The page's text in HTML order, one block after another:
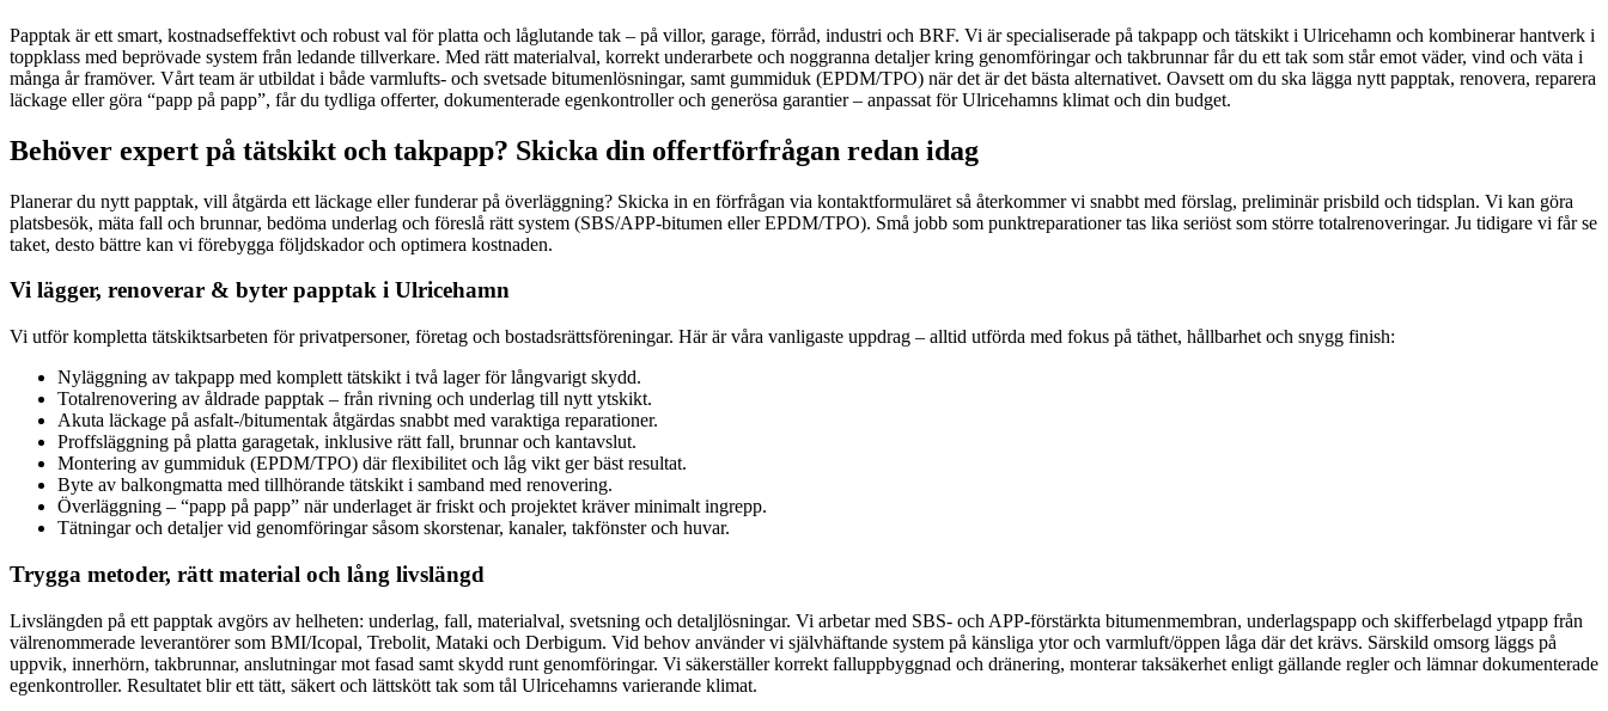
Papptak är ett smart, kostnadseffektivt och robust val för platta och låglutande tak – på villor, garage, förråd, industri och BRF. Vi är specialiserade på takpapp och tätskikt i Ulricehamn och kombinerar hantverk i
toppklass med beprövade system från ledande tillverkare. Med rätt materialval, korrekt underarbete och noggranna detaljer kring genomföringar och takbrunnar får du ett tak som står emot väder, vind och väta i
många år framöver. Vårt team är utbildat i både varmlufts- och svetsade bitumenlösningar, samt gummiduk (EPDM/TPO) när det är det bästa alternativet. Oavsett om du ska lägga nytt papptak, renovera, reparera
läckage eller göra “papp på papp”, får du tydliga offerter, dokumenterade egenkontroller och generösa garantier – anpassat för Ulricehamns klimat och din budget.
Behöver expert på tätskikt och takpapp? Skicka din offertförfrågan redan idag
Planerar du nytt papptak, vill åtgärda ett läckage eller funderar på överläggning? Skicka in en förfrågan via kontaktformuläret så återkommer vi snabbt med förslag, preliminär prisbild och tidsplan. Vi kan göra
platsbesök, mäta fall och brunnar, bedöma underlag och föreslå rätt system (SBS/APP-bitumen eller EPDM/TPO). Små jobb som punktreparationer tas lika seriöst som större totalrenoveringar. Ju tidigare vi får se
taket, desto bättre kan vi förebygga följdskador och optimera kostnaden.
Vi lägger, renoverar & byter papptak i Ulricehamn
Vi utför kompletta tätskiktsarbeten för privatpersoner, företag och bostadsrättsföreningar. Här är våra vanligaste uppdrag – alltid utförda med fokus på täthet, hållbarhet och snygg finish:
Nyläggning av takpapp med komplett tätskikt i två lager för långvarigt skydd.
Totalrenovering av åldrade papptak – från rivning och underlag till nytt ytskikt.
Akuta läckage på asfalt-/bitumentak åtgärdas snabbt med varaktiga reparationer.
Proffsläggning på platta garagetak, inklusive rätt fall, brunnar och kantavslut.
Montering av gummiduk (EPDM/TPO) där flexibilitet och låg vikt ger bäst resultat.
Byte av balkongmatta med tillhörande tätskikt i samband med renovering.
Överläggning – “papp på papp” när underlaget är friskt och projektet kräver minimalt ingrepp.
Tätningar och detaljer vid genomföringar såsom skorstenar, kanaler, takfönster och huvar.
Trygga metoder, rätt material och lång livslängd
Livslängden på ett papptak avgörs av helheten: underlag, fall, materialval, svetsning och detaljlösningar. Vi arbetar med SBS- och APP-förstärkta bitumenmembran, underlagspapp och skifferbelagd ytpapp från
välrenommerade leverantörer som BMI/Icopal, Trebolit, Mataki och Derbigum. Vid behov använder vi självhäftande system på känsliga ytor och varmluft/öppen låga där det krävs. Särskild omsorg läggs på
uppvik, innerhörn, takbrunnar, anslutningar mot fasad samt skydd runt genomföringar. Vi säkerställer korrekt falluppbyggnad och dränering, monterar taksäkerhet enligt gällande regler och lämnar dokumenterade
egenkontroller. Resultatet blir ett tätt, säkert och lättskött tak som tål Ulricehamns varierande klimat.